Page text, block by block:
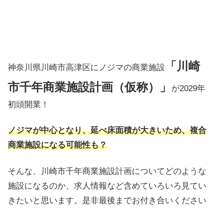
神奈川県川崎市高津区にノジマの商業施設
「川崎
市千年商業施設計画（仮称）」
が2029年
初頭開業！
ノジマが中心となり、延べ床面積が大きいため、複合
商業施設になる可能性も？
そんな、川崎市千年商業施設計画についてどのような
施設になるのか、求人情報など含めていろいろ見てい
きたいと思います。是非最後までお付き合いください